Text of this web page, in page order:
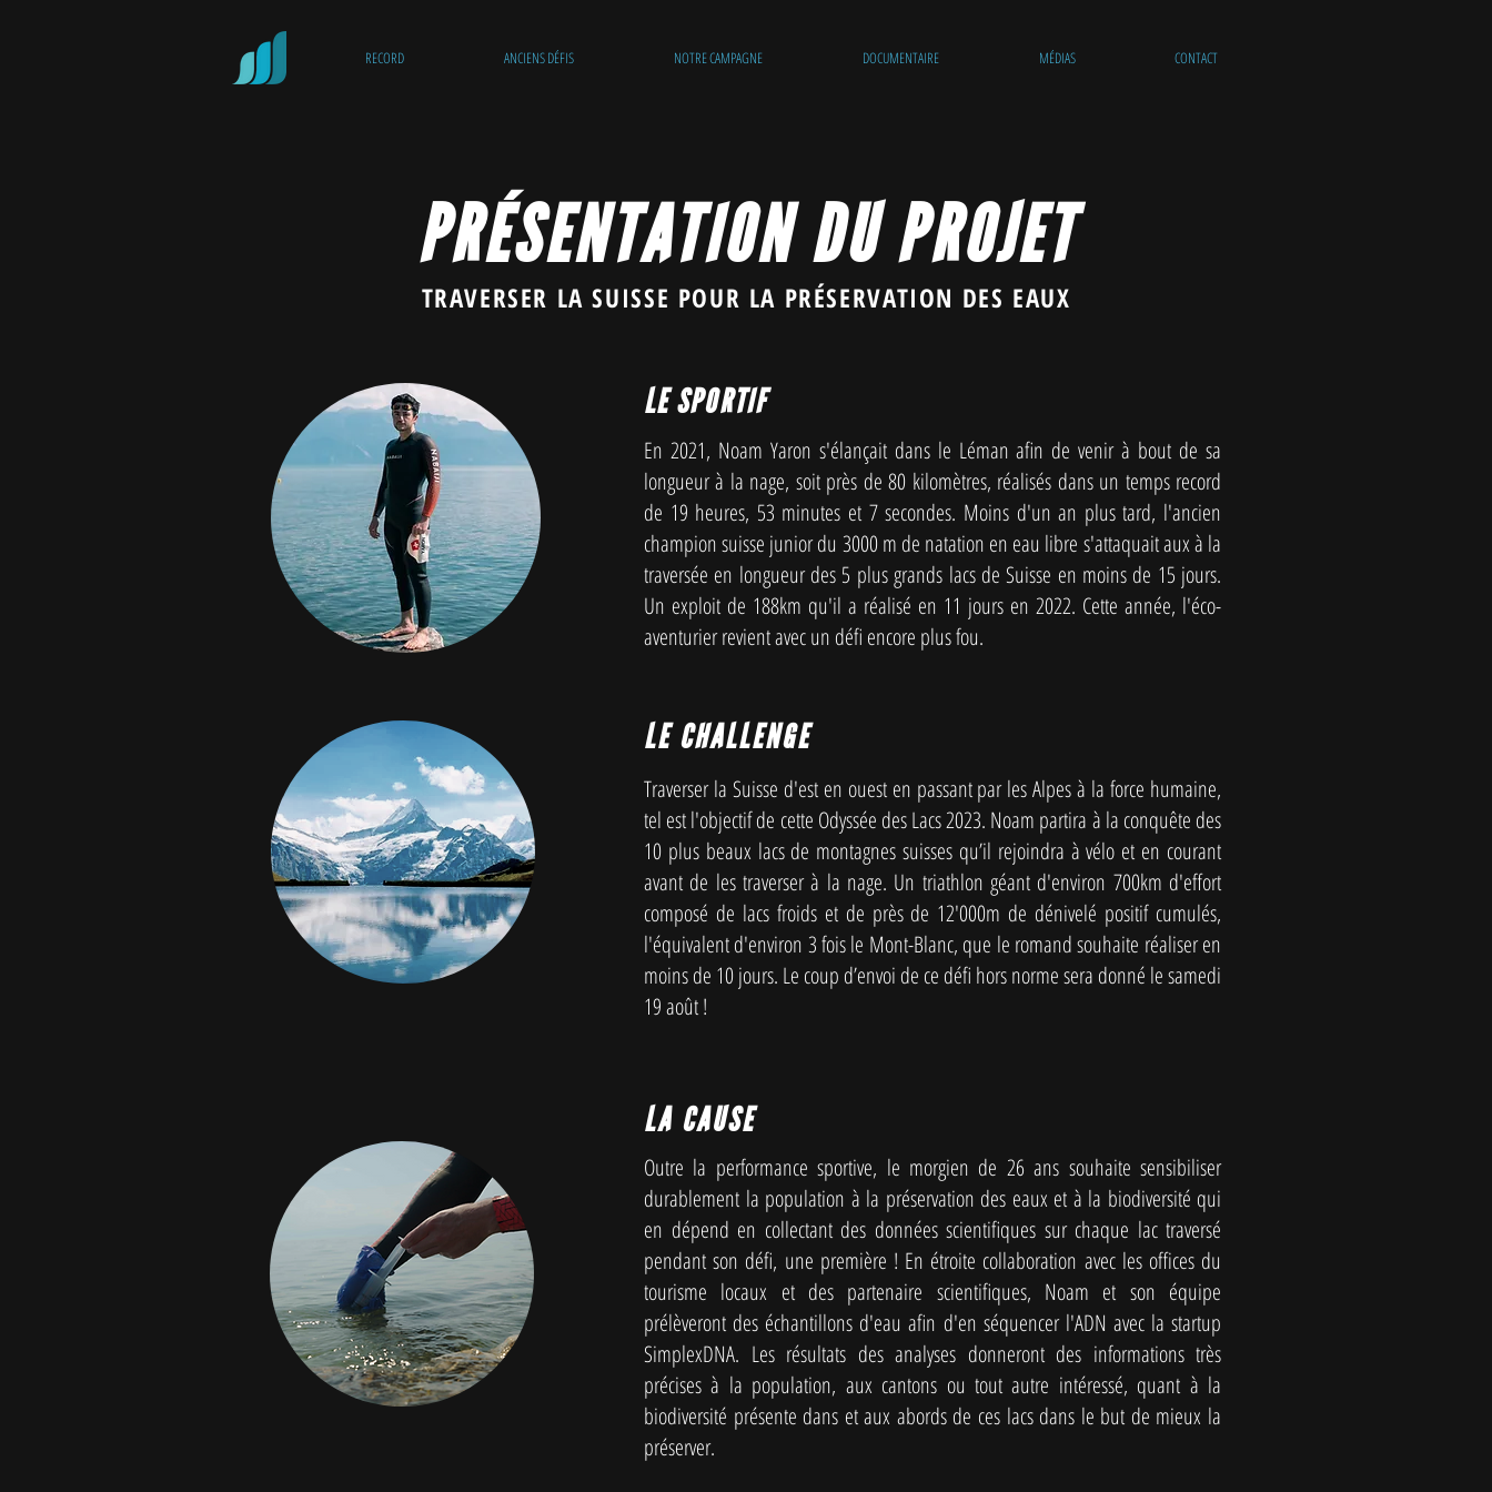
RECORD ANCIENS DÉFIS NOTRE CAMPAGNE DOCUMENTAIRE MÉDIAS CONTACT
PRÉSENTATION DU PROJET
TRAVERSER LA SUISSE POUR LA PRÉSERVATION DES EAUX
LE SPORTIF
En 2021, Noam Yaron s'élançait dans le Léman afin de venir à bout de sa
longueur à la nage, soit près de 80 kilomètres, réalisés dans un temps record
de 19 heures, 53 minutes et 7 secondes. Moins d'un an plus tard, l'ancien
champion suisse junior du 3000 m de natation en eau libre s'attaquait aux à la
traversée en longueur des 5 plus grands lacs de Suisse en moins de 15 jours.
Un exploit de 188km qu'il a réalisé en 11 jours en 2022. Cette année, l'éco-
aventurier revient avec un défi encore plus fou.
LE CHALLENGE
Traverser la Suisse d'est en ouest en passant par les Alpes à la force humaine,
tel est l'objectif de cette Odyssée des Lacs 2023. Noam partira à la conquête des
10 plus beaux lacs de montagnes suisses qu’il rejoindra à vélo et en courant
avant de les traverser à la nage. Un triathlon géant d'environ 700km d'effort
composé de lacs froids et de près de 12'000m de dénivelé positif cumulés,
l'équivalent d'environ 3 fois le Mont-Blanc, que le romand souhaite réaliser en
moins de 10 jours. Le coup d’envoi de ce défi hors norme sera donné le samedi
19 août !
LA CAUSE
Outre la performance sportive, le morgien de 26 ans souhaite sensibiliser
durablement la population à la préservation des eaux et à la biodiversité qui
en dépend en collectant des données scientifiques sur chaque lac traversé
pendant son défi, une première ! En étroite collaboration avec les offices du
tourisme locaux et des partenaire scientifiques, Noam et son équipe
prélèveront des échantillons d'eau afin d'en séquencer l'ADN avec la startup
SimplexDNA. Les résultats des analyses donneront des informations très
précises à la population, aux cantons ou tout autre intéressé, quant à la
biodiversité présente dans et aux abords de ces lacs dans le but de mieux la
préserver.